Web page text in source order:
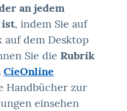
an jedem
ist, indem Sie auf
auf dem Desktop
Sie die Rubrik
CieOnline
Handbücher zur
einsehen